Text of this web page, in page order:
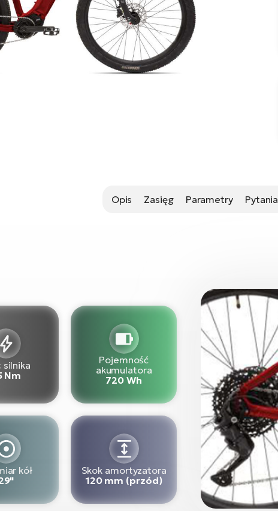
Opis Zasięg Parametry Pytania
silnika
Nm
Pojemność
akumulatora
720 Wh
kół
Skok amortyzatora
120 mm (przód)